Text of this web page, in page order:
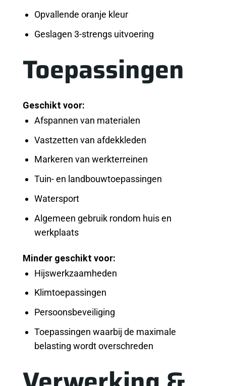
Opvallende oranje kleur
Geslagen 3-strengs uitvoering
Toepassingen
Geschikt voor:
Afspannen van materialen
Vastzetten van afdekkleden
Markeren van werkterreinen
Tuin- en landbouwtoepassingen
Watersport
Algemeen gebruik rondom huis en
werkplaats
Minder geschikt voor:
Hijswerkzaamheden
Klimtoepassingen
Persoonsbeveiliging
Toepassingen waarbij de maximale
belasting wordt overschreden